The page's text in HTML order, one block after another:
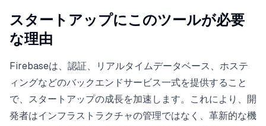
スタートアップにこのツールが必要
な理由
Firebaseは、認証、リアルタイムデータベース、ホステ
ィングなどのバックエンドサービス一式を提供すること
で、スタートアップの成長を加速します。これにより、開
発者はインフラストラクチャの管理ではなく、革新的な機